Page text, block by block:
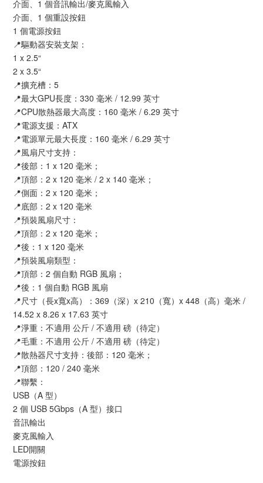
介面、1 個音訊輸出/麥克風輸入
介面、1 個重設按鈕
1 個電源按鈕
📍驅動器安裝支架：
1 x 2.5“
2 x 3.5“
📍擴充槽：5
📍最大GPU長度：330 毫米 / 12.99 英寸
📍CPU散熱器最大高度：160 毫米 / 6.29 英寸
📍電源支援：ATX
📍電源單元最大長度：160 毫米 / 6.29 英寸
📍風扇尺寸支持：
📍後部：1 x 120 毫米；
📍頂部：2 x 120 毫米 / 2 x 140 毫米；
📍側面：2 x 120 毫米；
📍底部：2 x 120 毫米
📍預裝風扇尺寸：
📍頂部：2 x 120 毫米；
📍後：1 x 120 毫米
📍預裝風扇類型：
📍頂部：2 個自動 RGB 風扇；
📍後：1 個自動 RGB 風扇
📍尺寸（長x寬x高）：369（深）x 210（寬）x 448（高）毫米 /
14.52 x 8.26 x 17.63 英寸
📍淨重：不適用 公斤 / 不適用 磅（待定）
📍毛重：不適用 公斤 / 不適用 磅（待定）
📍散熱器尺寸支持：後部：120 毫米；
📍頂部：120 / 240 毫米
📍聯繫：
USB（A 型）
2 個 USB 5Gbps（A 型）接口
音訊輸出
麥克風輸入
LED開關
電源按鈕